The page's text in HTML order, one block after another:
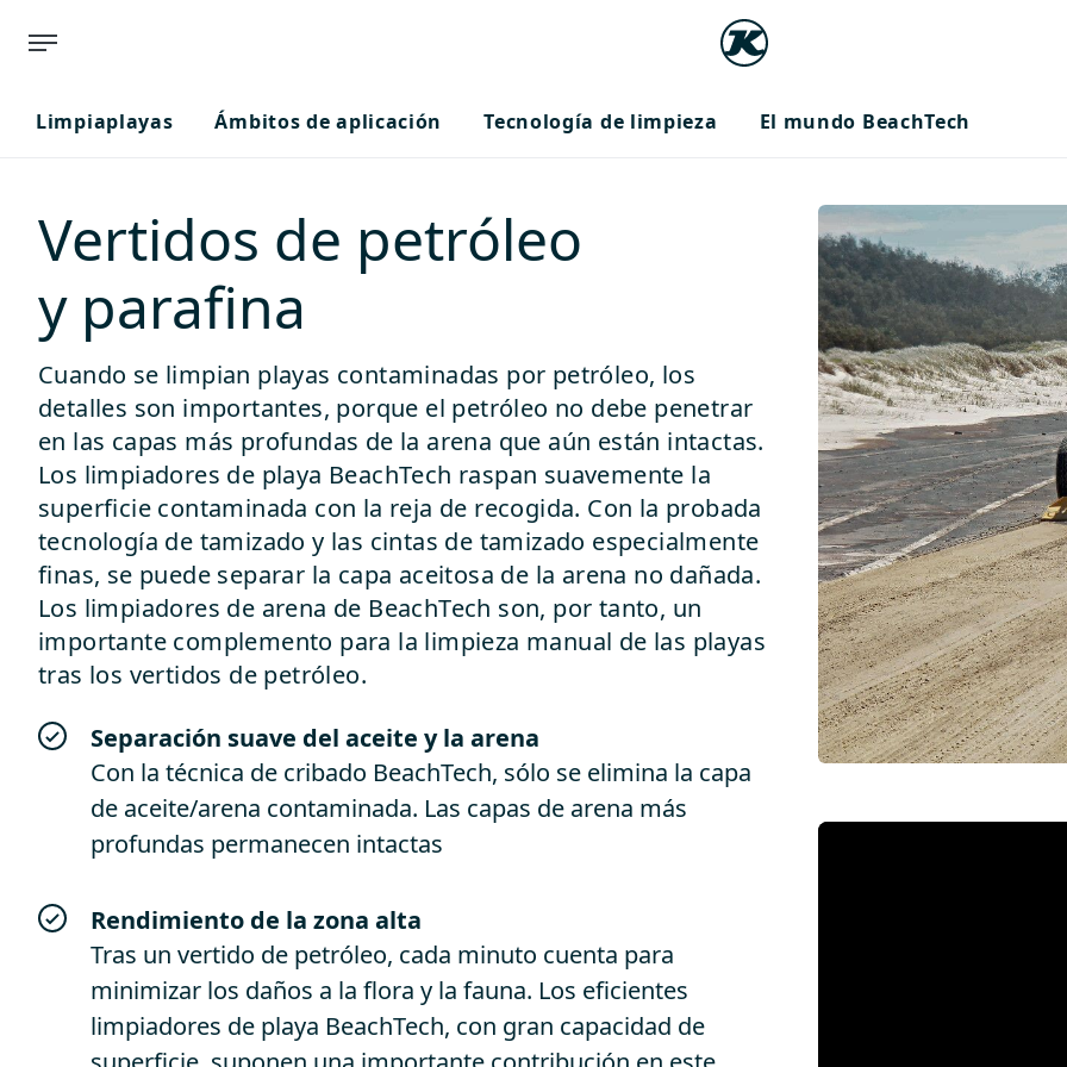
Limpiaplayas Ámbitos de aplicación Tecnología de limpieza El mundo BeachTech
Vertidos de petróleo
y parafina
Cuando se limpian playas contaminadas por petróleo, los
detalles son importantes, porque el petróleo no debe penetrar
en las capas más profundas de la arena que aún están intactas.
Los limpiadores de playa BeachTech raspan suavemente la
superficie contaminada con la reja de recogida. Con la probada
tecnología de tamizado y las cintas de tamizado especialmente
finas, se puede separar la capa aceitosa de la arena no dañada.
Los limpiadores de arena de BeachTech son, por tanto, un
importante complemento para la limpieza manual de las playas
tras los vertidos de petróleo.
Separación suave del aceite y la arena
Con la técnica de cribado BeachTech, sólo se elimina la capa
de aceite/arena contaminada. Las capas de arena más
profundas permanecen intactas
Rendimiento de la zona alta
Tras un vertido de petróleo, cada minuto cuenta para
minimizar los daños a la flora y la fauna. Los eficientes
limpiadores de playa BeachTech, con gran capacidad de